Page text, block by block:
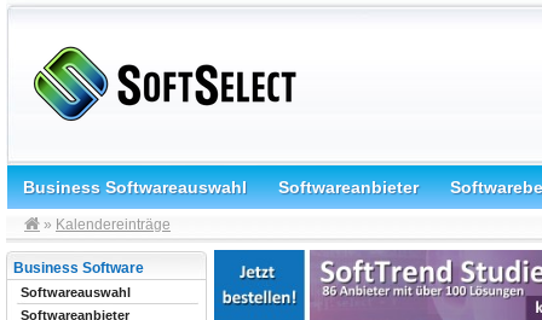
Business Softwareauswahl Softwareanbieter
» Kalendereinträge
Business Software
Softwareauswahl
Softwareanbieter